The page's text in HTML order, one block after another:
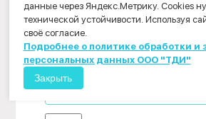
данные через Яндекс.Метрику. Cookies
технической устойчивости. Используя
своё согласие.
Подробнее о политике обработки и
персональных данных ООО "ТДИ"
Закрыть